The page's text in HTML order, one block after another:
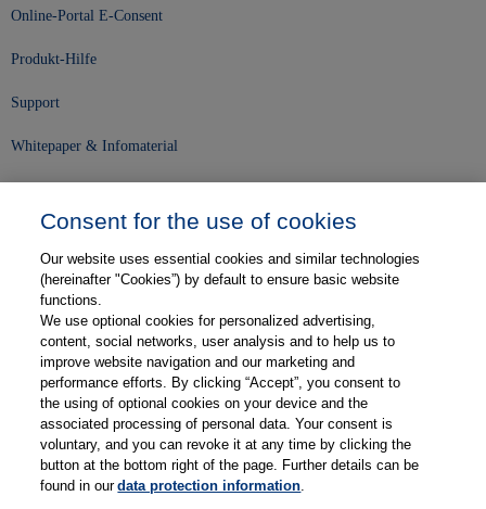
Online-Portal E-Consent
Produkt-Hilfe
Support
Whitepaper & Infomaterial
Karriere
Kontakt
Web-Semniare
Anwenderberichte
Partner
Consent for the use of cookies
Our website uses essential cookies and similar technologies
(hereinafter "Cookies”) by default to ensure basic website
functions.
We use optional cookies for personalized advertising,
content, social networks, user analysis and to help us to
improve website navigation and our marketing and
performance efforts. By clicking “Accept”, you consent to
the using of optional cookies on your device and the
associated processing of personal data. Your consent is
voluntary, and you can revoke it at any time by clicking the
button at the bottom right of the page. Further details can be
found in ourdata protection information.